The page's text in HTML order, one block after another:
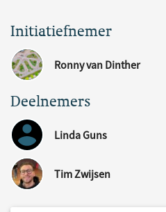
Initiatiefnemer
Ronny van Dinther
Deelnemers
Linda Guns
Tim Zwijsen